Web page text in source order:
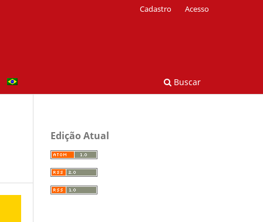
Buscar
Cadastro Acesso
Edição Atual